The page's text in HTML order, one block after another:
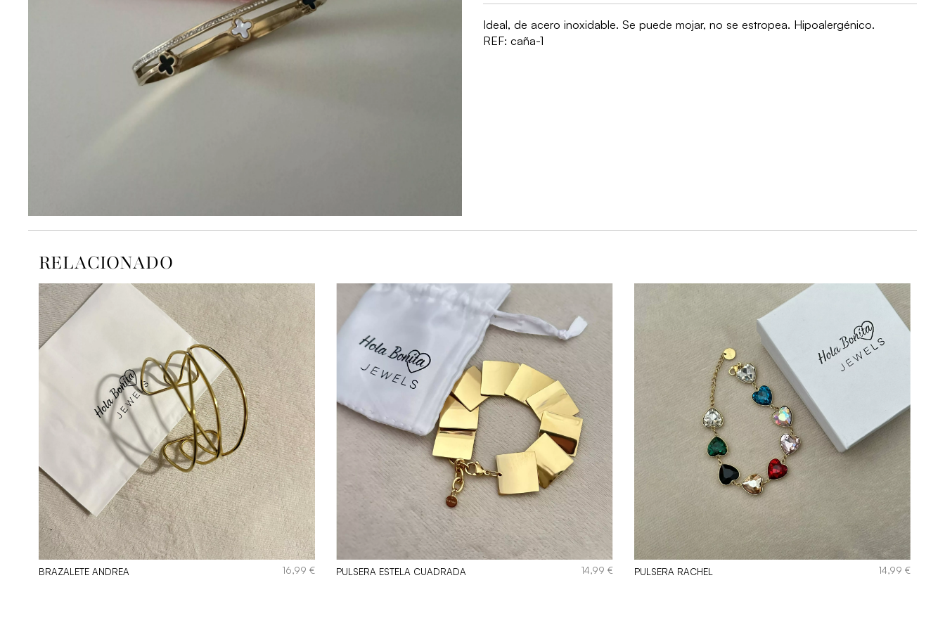
Ideal, de acero inoxidable. Se puede mojar, no se estropea. Hipoalergénico.
REF: caña-1
RELACIONADO
BRAZALETE ANDREA 16,99€ PULSERA ESTELA CUADRADA 14,99 € PULSERA RACHEL 14,99€